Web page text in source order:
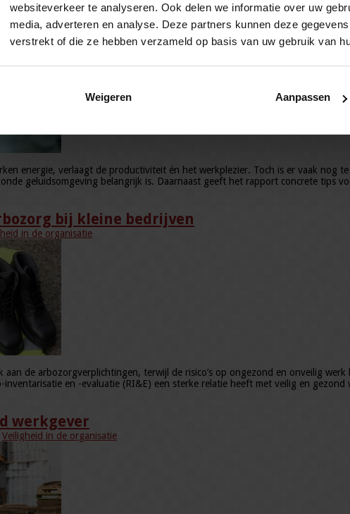
websiteverkeer te analyseren. Ook delen we informatie over uw
media, adverteren en analyse. Deze partners kunnen deze
verstrekt of die ze hebben verzameld op basis van uw gebruik van
Weigeren Aanpassen
voor minder geluidsoverlast op het werk
Veiligheid in de organisatie
energie, verlaagt de productiviteit én het werkplezier. Toch is er vaak
geluidsomgeving belangrijk is. Daarnaast geeft het rapport concrete tips
bij kleine bedrijven
in de organisatie
aan de arbozorgverplichtingen, terwijl de risico’s op ongezond en onveilig
inventarisatie en -evaluatie (RI&E) een sterke relatie heeft met veilig en
werkgever
Veiligheid in de organisatie